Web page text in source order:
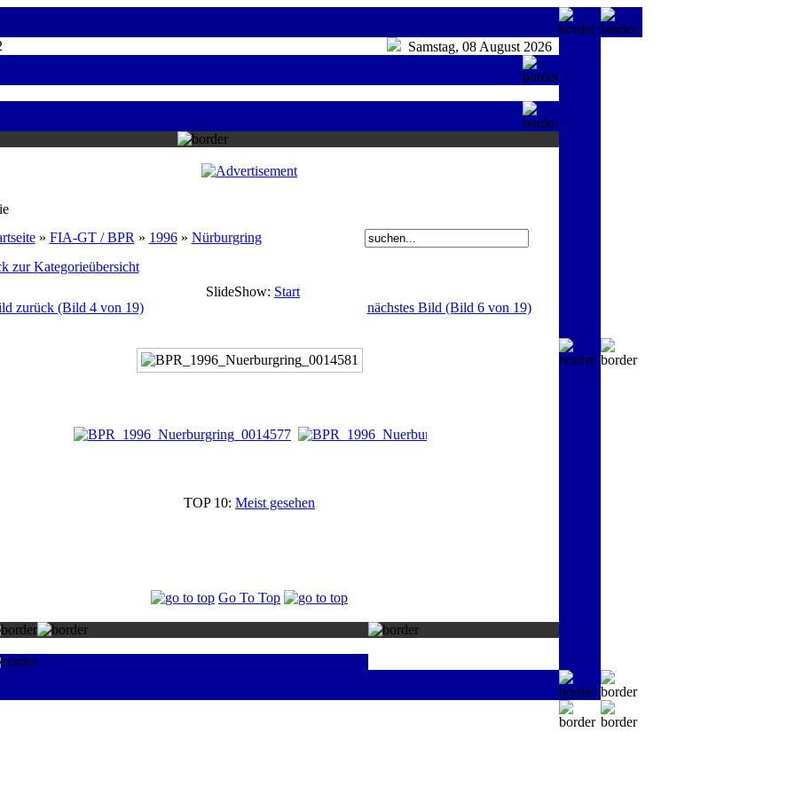
Samstag, 08 August 2026
» FIA-GT / BPR » 1996» Nürburgring
zur Kategorieübersicht
SlideShow: Start
zurück (Bild 4 von 19)
nächstes Bild (Bild 6 von 19)
TOP 10: Meist gesehen
Go To Top